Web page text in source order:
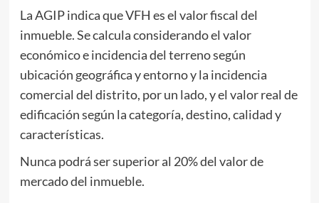
La AGIP indica que VFH es el valor fiscal del
inmueble. Se calcula considerando el valor
económico e incidencia del terreno según
ubicación geográfica y entorno y la incidencia
comercial del distrito, por un lado, y el valor real de
edificación según la categoría, destino, calidad y
características.
Nunca podrá ser superior al 20% del valor de
mercado del inmueble.